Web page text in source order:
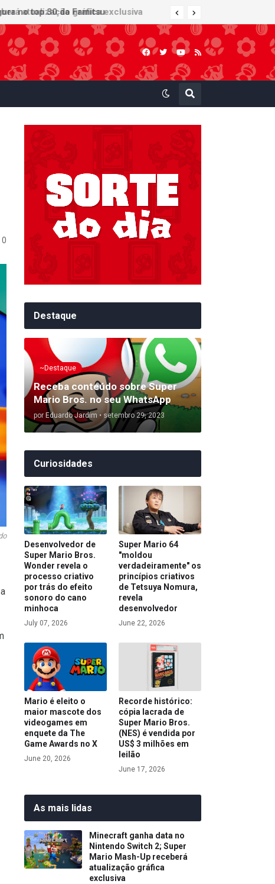
atualização gráfica exclusiva
0
Destaque
~Destaque
Receba conteúdo sobre Super
Mario Bros. no seu WhatsApp
por Eduardo Jardim • setembro 29, 2023
Curiosidades
Desenvolvedor de
Super Mario Bros.
Wonder revela o
processo criativo
por trás do efeito
sonoro do cano
minhoca
July 07, 2026
Super Mario 64
"moldou
verdadeiramente" os
princípios criativos
de Tetsuya Nomura,
revela
desenvolvedor
June 22, 2026
Mario é eleito o
maior mascote dos
videogames em
enquete da The
Game Awards no X
June 20, 2026
Recorde histórico:
cópia lacrada de
Super Mario Bros.
(NES) é vendida por
US$ 3 milhões em
leilão
June 17, 2026
As mais lidas
Minecraft ganha data no
Nintendo Switch 2; Super
Mario Mash-Up receberá
atualização gráfica
exclusiva